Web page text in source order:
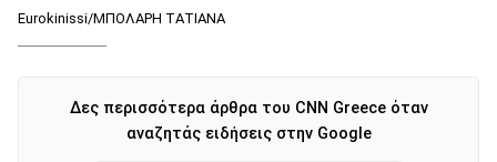
Eurokinissi/ΜΠΟΛΑΡΗ ΤΑΤΙΑΝΑ
Δες περισσότερα άρθρα του CNN Greece όταν
αναζητάς ειδήσεις στην Google